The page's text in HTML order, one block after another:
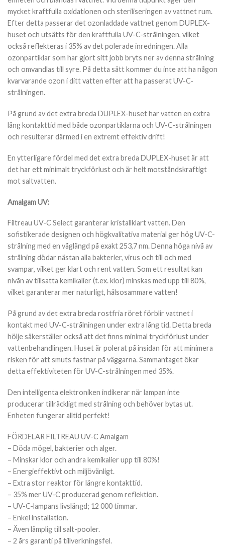
mycket kraftfulla oxidationen och steriliseringen av vattnet rum.
Efter detta passerar det ozonladdade vattnet genom DUPLEX-
huset och utsätts för den kraftfulla UV-C-strålningen, vilket
också reflekteras i 35% av det polerade inredningen. Alla
ozonpartiklar som har gjort sitt jobb bryts ner av denna strålning
och omvandlas till syre. På detta sätt kommer du inte att ha någon
kvarvarande ozon i ditt vatten efter att ha passerat UV-C-
strålningen.
På grund av det extra breda DUPLEX-huset har vatten en extra
lång kontakttid med både ozonpartiklarna och UV-C-strålningen
och resulterar därmed i en extremt effektiv drift!
En ytterligare fördel med det extra breda DUPLEX-huset är att
det har ett minimalt tryckförlust och är helt motståndskraftigt
mot saltvatten.
Amalgam UV:
Filtreau UV-C Select garanterar kristallklart vatten. Den
sofistikerade designen och högkvalitativa material ger hög UV-C-
strålning med en våglängd på exakt 253,7 nm. Denna höga nivå av
strålning dödar nästan alla bakterier, virus och till och med
svampar, vilket ger klart och rent vatten. Som ett resultat kan
nivån av tillsatta kemikalier (t.ex. klor) minskas med upp till 80%,
vilket garanterar mer naturligt, hälsosammare vatten!
På grund av det extra breda rostfria röret förblir vattnet i
kontakt med UV-C-strålningen under extra lång tid. Detta breda
hölje säkerställer också att det finns minimal tryckförlust under
vattenbehandlingen. Huset är polerat på insidan för att minimera
risken för att smuts fastnar på väggarna. Sammantaget ökar
detta effektiviteten för UV-C-strålningen med 35%.
Den intelligenta elektroniken indikerar när lampan inte
producerar tillräckligt med strålning och behöver bytas ut.
Enheten fungerar alltid perfekt!
FÖRDELAR FILTREAU UV-C Amalgam
– Döda mögel, bakterier och alger.
– Minskar klor och andra kemikalier upp till 80%!
– Energieffektivt och miljövänligt.
– Extra stor reaktor för längre kontakttid.
– 35% mer UV-C producerad genom reflektion.
– UV-C-lampans livslängd; 12 000 timmar.
– Enkel installation.
– Även lämplig till salt-pooler.
– 2 års garanti på tillverkningsfel.